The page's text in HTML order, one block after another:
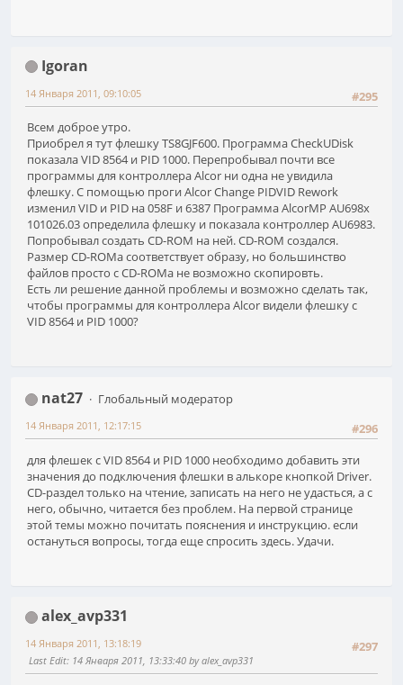
Igoran
#295
14 Января 2011, 09:10:05
Всем доброе утро.
Приобрел я тут флешку TS8GJF600. Программа CheckUDisk
показала VID 8564 и PID 1000. Перепробывал почти все
программы для контроллера Alcor ни одна не увидила
флешку. С помощью проги Alcor Change PIDVID Rework
изменил VID и PID на 058F и 6387 Программа AlcorMP AU698x
101026.03 определила флешку и показала контроллер AU6983.
Попробывал создать CD-ROM на ней. CD-ROM создался.
Размер CD-ROMа соответствует образу, но большинство
файлов просто с CD-ROMа не возможно скопировть.
Есть ли решение данной проблемы и возможно сделать так,
чтобы программы для контроллера Alcor видели флешку с
VID 8564 и PID 1000?
nat27
Глобальный модератор
#296
14 Января 2011, 12:17:15
для флешек с VID 8564 и PID 1000 необходимо добавить эти
значения до подключения флешки в алькоре кнопкой Driver.
CD-раздел только на чтение, записать на него не удасться, а с
него, обычно, читается без проблем. На первой странице
этой темы можно почитать пояснения и инструкцию. если
остануться вопросы, тогда еще спросить здесь. Удачи.
alex_avp331
#297
14 Января 2011, 13:18:19
Last Edit: 14 Января 2011, 13:33:40 by alex_avp331